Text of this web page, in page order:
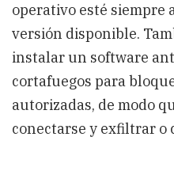
operativo esté siempre
versión disponible.
instalar un software
cortafuegos para
autorizadas, de modo
conectarse y exfiltrar o